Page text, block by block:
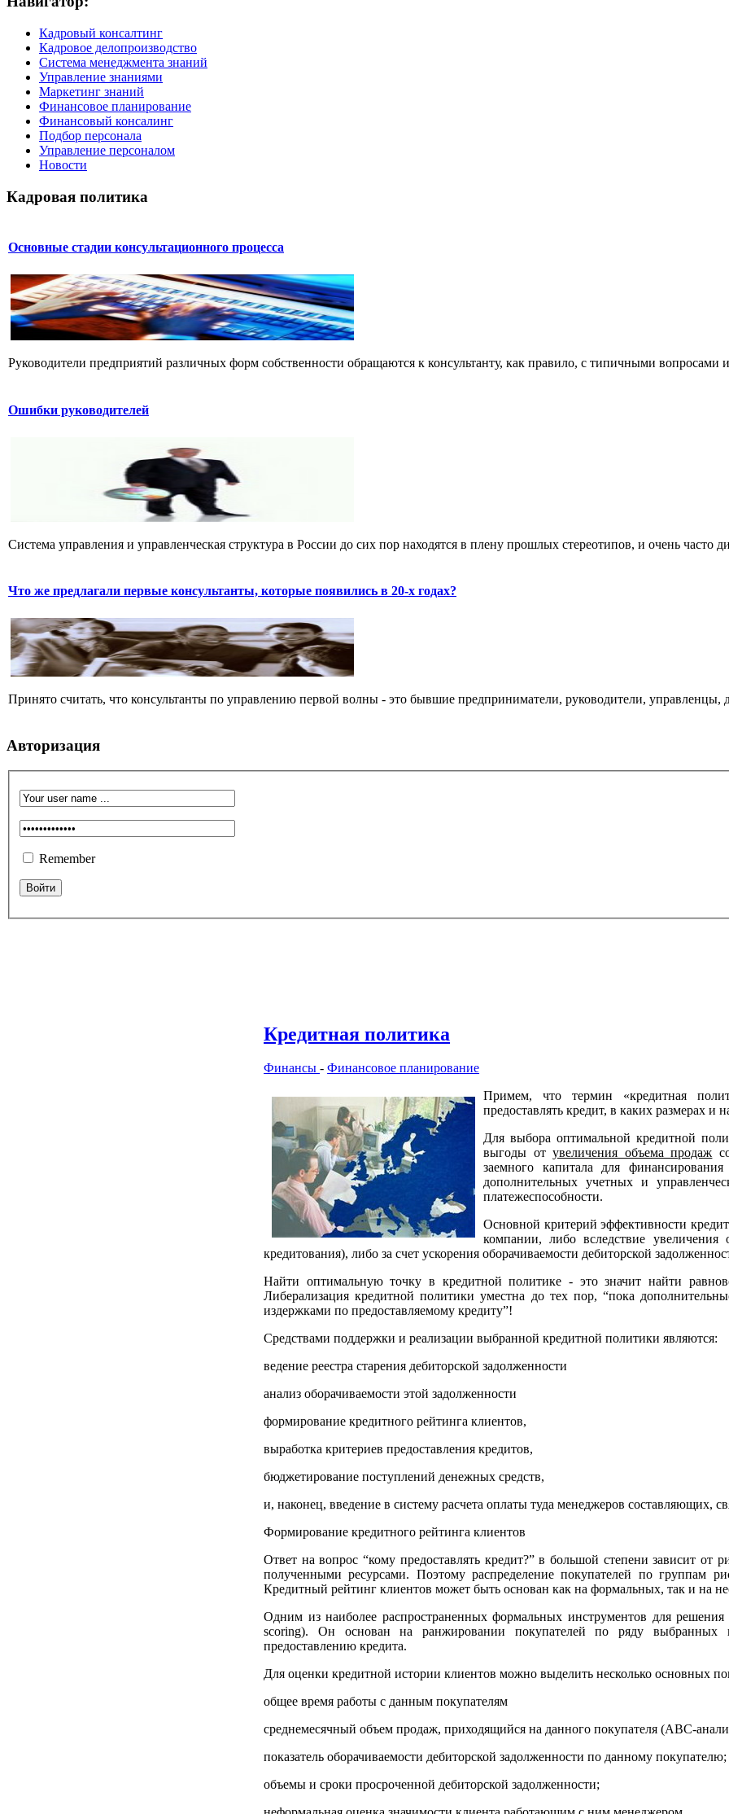
Кадровый консалтинг
Кадровое делопроизводство
Система менеджмента знаний
Управление знаниями
Маркетинг знаний
Финансовое планирование
Финансовый консалинг
Подбор персонала
Управление персоналом
Новости
Кадровая политика
Основные стадии консультационного процесса
Руководители предприятий различных форм собственности обращаются к консультанту, как правило, с типичными вопросами и
Ошибки руководителей
Система управления и управленческая структура в России до сих пор находятся в плену прошлых стереотипов, и очень часто
Что же предлагали первые консультанты, которые появились в 20-х годах?
Принято считать, что консультанты по управлению первой волны - это бывшие предприниматели, руководители, управленцы,
Авторизация
Remember
Кредитная политика
Финансы-Финансовое планирование
Примем, что термин «кредитная
предоставлять кредит, в каких размерах и
Для выбора оптимальной кредитной
выгоды отувеличения объема продаж
заемного капитала для
дополнительных учетных и
платежеспособности.
Основной критерий эффективности
компании, либо вследствие
кредитования), либо за счет ускорения оборачиваемости дебиторской
Найти оптимальную точку в кредитной политике - это значит найти
Либерализация кредитной политики уместна до тех пор, “пока
издержками по предоставляемому кредиту”!
Средствами поддержки и реализации выбранной кредитной политики являются:
ведение реестра старения дебиторской задолженности
анализ оборачиваемости этой задолженности
формирование кредитного рейтинга клиентов,
выработка критериев предоставления кредитов,
бюджетирование поступлений денежных средств,
и, наконец, введение в систему расчета оплаты туда менеджеров составляющих,
Формирование кредитного рейтинга клиентов
Ответ на вопрос “кому предоставлять кредит?” в большой степени зависит от
полученными ресурсами. Поэтому распределение покупателей по группам
Кредитный рейтинг клиентов может быть основан как на формальных, так и на
Одним из наиболее распространенных формальных инструментов для
scoring). Он основан на ранжировании покупателей по ряду выбранных
предоставлению кредита.
Для оценки кредитной истории клиентов можно выделить несколько основных
общее время работы с данным покупателям
среднемесячный объем продаж, приходящийся на данного покупателя (АВС-
показатель оборачиваемости дебиторской задолженности по данному покупателю;
объемы и сроки просроченной дебиторской задолженности;